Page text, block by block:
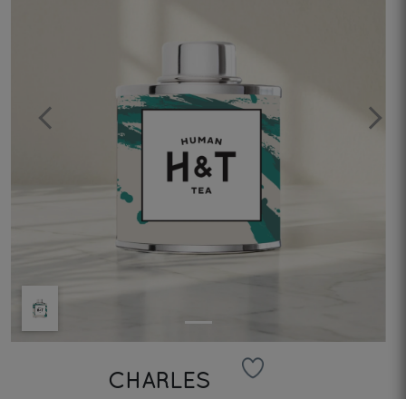
Previous Next
CHARLES